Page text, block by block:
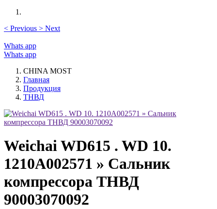
< Previous > Next
Whats app
Whats app
CHINA MOST
Главная
Продукция
ТНВД
Weichai WD615 . WD 10.
1210A002571 » Сальник
компрессора ТНВД
90003070092